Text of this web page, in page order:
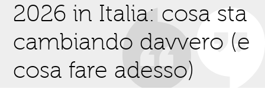
2026 in Italia: cosa sta
cambiando davvero (e
cosa fare adesso)